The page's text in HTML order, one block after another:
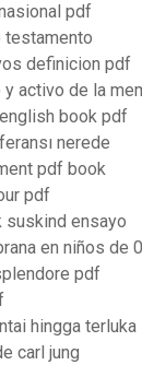
pdf
testamento
definicion pdf
activo de la
book pdf
nerede
pdf book
pdf
suskind ensayo
en niños de
pdf
hingga terluka
carl jung